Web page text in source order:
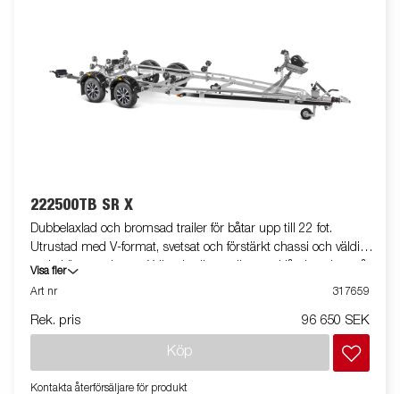
222500TB SR X
Dubbelaxlad och bromsad trailer för båtar upp till 22 fot.
Utrustad med V-format, svetsat och förstärkt chassi och väldigt
goda köregenskaper. X-line-kvalitetsrullar med låg inverkan på
båtens skrov. Tippbar superrullsvagga baktill, förstärkta kölrullar
båt. Varmgalvaniserat chassi för lång hållbarhet. Elen är helt
livstiden. Helskyddad vinsch och vinschtorn som är enkelt att
justera, vinschtornet är även utrustat med en extra
Visa fler
Art nr
317659
Rek. pris 96 650 SEK
Köp
Kontakta återförsäljare för produkt